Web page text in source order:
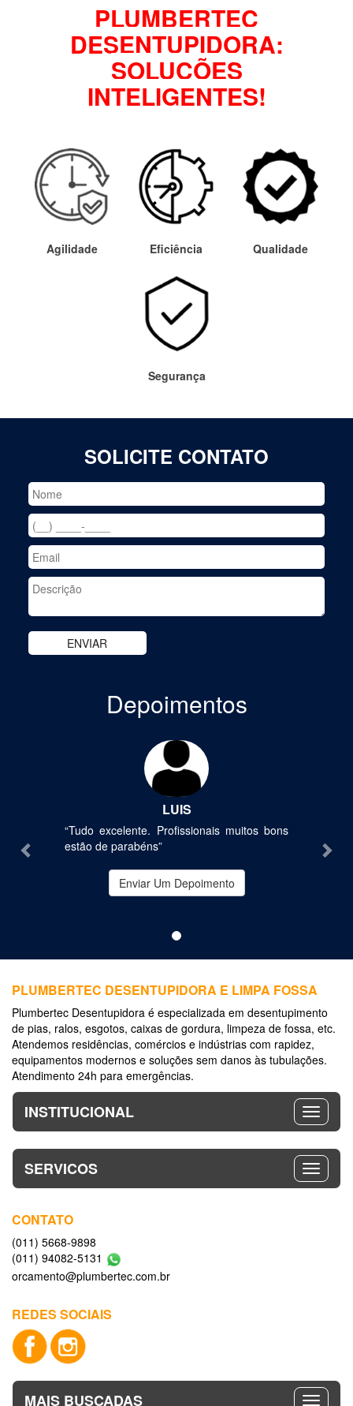
PLUMBERTEC
DESENTUPIDORA:
SOLUÇÕES
INTELIGENTES!
Agilidade Eficiência Qualidade
Segurança
SOLICITE CONTATO
Depoimentos
LUIS
“Tudo excelente. Profissionais muitos bons
estão de parabéns”
Enviar Um Depoimento
PLUMBERTEC DESENTUPIDORA E LIMPA FOSSA
Plumbertec Desentupidora é especializada em desentupimento
de pias, ralos, esgotos, caixas de gordura, limpeza de fossa, etc.
Atendemos residências, comércios e indústrias com rapidez,
equipamentos modernos e soluções sem danos às tubulações.
Atendimento 24h para emergências.
INSTITUCIONAL
SERVICOS
CONTATO
(011) 5668-9898
(011) 94082-5131
orcamento@plumbertec.com.br
REDES SOCIAIS
MAIS BUSCADAS